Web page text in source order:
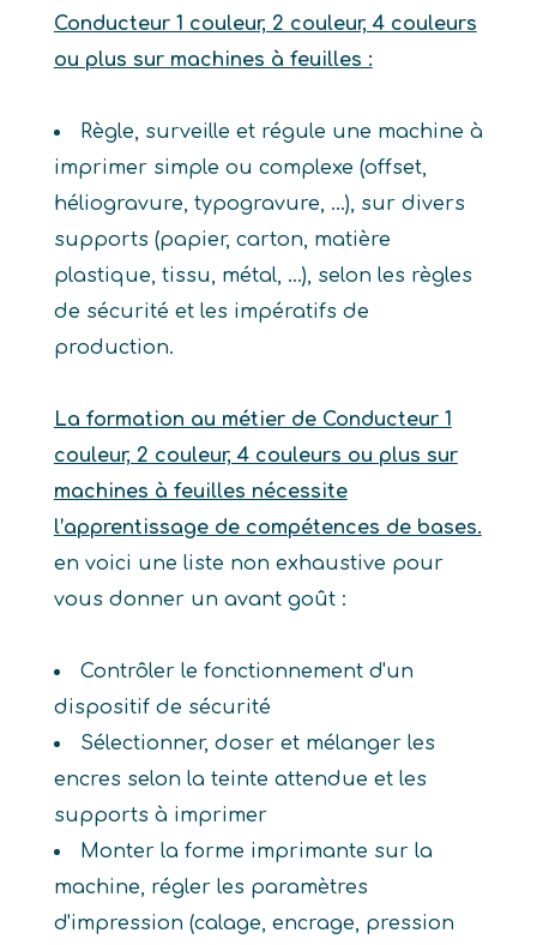
Conducteur 1 couleur, 2 couleur, 4 couleurs
ou plus sur machines à feuilles :
Règle, surveille et régule une machine à
imprimer simple ou complexe (offset,
héliogravure, typogravure, …), sur divers
supports (papier, carton, matière
plastique, tissu, métal, …), selon les règles
de sécurité et les impératifs de
production.
La formation au métier de Conducteur 1
couleur, 2 couleur, 4 couleurs ou plus sur
machines à feuilles nécessite
l’apprentissage de compétences de bases.
en voici une liste non exhaustive pour
vous donner un avant goût :
Contrôler le fonctionnement d'un
dispositif de sécurité
Sélectionner, doser et mélanger les
encres selon la teinte attendue et les
supports à imprimer
Monter la forme imprimante sur la
machine, régler les paramètres
d'impression (calage, encrage, pression